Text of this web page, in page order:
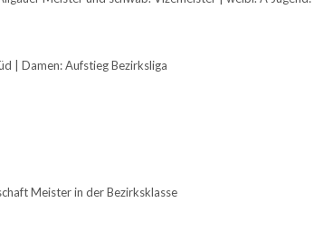
| Damen: Aufstieg Bezirksliga
Meister in der Bezirksklasse